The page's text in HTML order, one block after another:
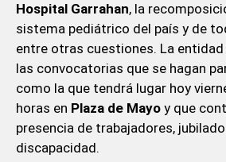
Hospital Garrahan, la
sistema pediátrico del país y de
entre otras cuestiones. La
las convocatorias que se hagan
como la que tendrá lugar hoy
horas en Plaza de Mayoy que
presencia de trabajadores,
discapacidad.